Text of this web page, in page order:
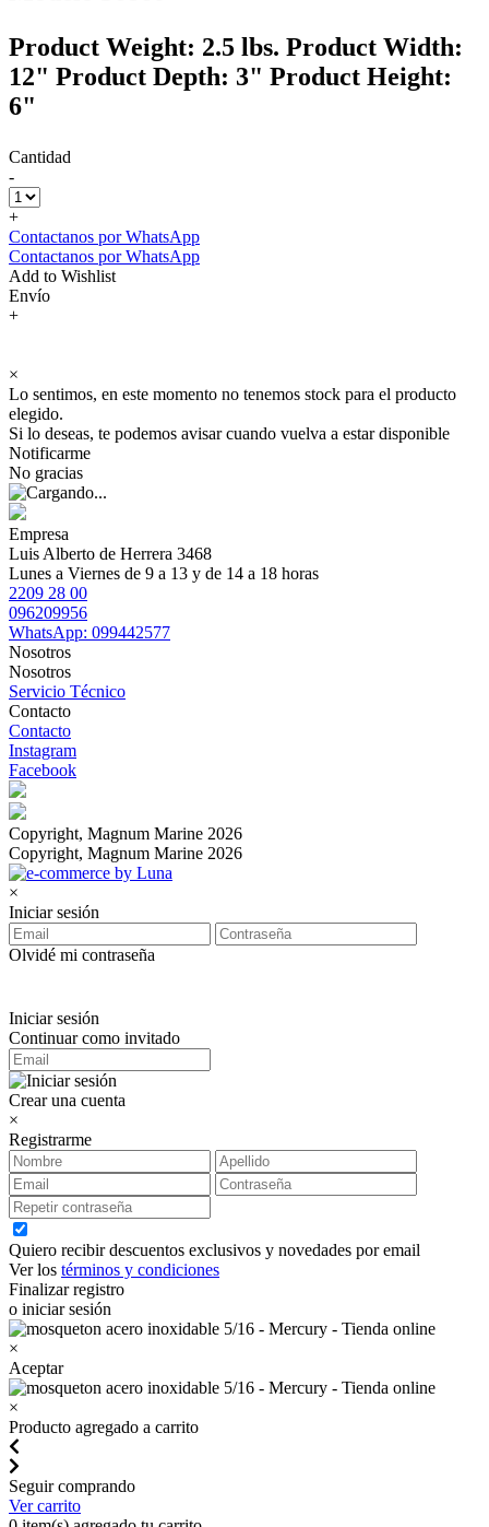
Product Weight: 2.5 lbs. Product Width:
12" Product Depth: 3" Product Height:
6"
Cantidad
-
+
Contactanos por WhatsApp
Contactanos por WhatsApp
Add to Wishlist
Envío
+
×
Lo sentimos, en este momento no tenemos stock para el producto
elegido.
Si lo deseas, te podemos avisar cuando vuelva a estar disponible
Notificarme
No gracias
Empresa
Luis Alberto de Herrera 3468
Lunes a Viernes de 9 a 13 y de 14 a 18 horas
2209 28 00
096209956
WhatsApp: 099442577
Nosotros
Nosotros
Servicio Técnico
Contacto
Contacto
Instagram
Facebook
Copyright, Magnum Marine 2026
Copyright, Magnum Marine 2026
×
Iniciar sesión
Olvidé mi contraseña
Iniciar sesión
Continuar como invitado
Crear una cuenta
×
Registrarme
Quiero recibir descuentos exclusivos y novedades por email
Ver los términos y condiciones
Finalizar registro
o iniciar sesión
×
Aceptar
×
Producto agregado a carrito
Seguir comprando
Ver carrito